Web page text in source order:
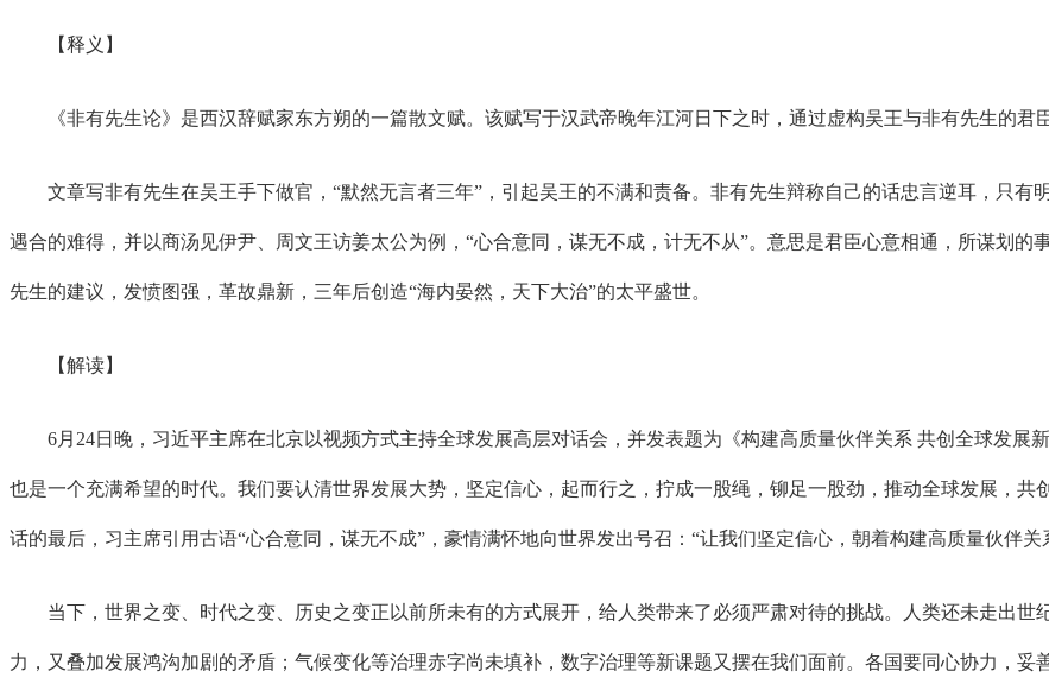
【释义】
《非有先生论》是西汉辞赋家东方朔的一篇散文赋。该赋写于汉武帝晚年江河日下之时，通过虚构吴王与非有先生的君
文章写非有先生在吴王手下做官，“默然无言者三年”，引起吴王的不满和责备。非有先生辩称自己的话忠言逆耳，只有
遇合的难得，并以商汤见伊尹、周文王访姜太公为例，“心合意同，谋无不成，计无不从”。意思是君臣心意相通，所谋划
先生的建议，发愤图强，革故鼎新，三年后创造“海内晏然，天下大治”的太平盛世。
【解读】
6月24日晚，习近平主席在北京以视频方式主持全球发展高层对话会，并发表题为《构建高质量伙伴关系 共创全球发展
也是一个充满希望的时代。我们要认清世界发展大势，坚定信心，起而行之，拧成一股绳，铆足一股劲，推动全球发展，
话的最后，习主席引用古语“心合意同，谋无不成”，豪情满怀地向世界发出号召：“让我们坚定信心，朝着构建高质量伙伴
当下，世界之变、时代之变、历史之变正以前所未有的方式展开，给人类带来了必须严肃对待的挑战。人类还未走出世
力，又叠加发展鸿沟加剧的矛盾；气候变化等治理赤字尚未填补，数字治理等新课题又摆在我们面前。各国要同心协力，